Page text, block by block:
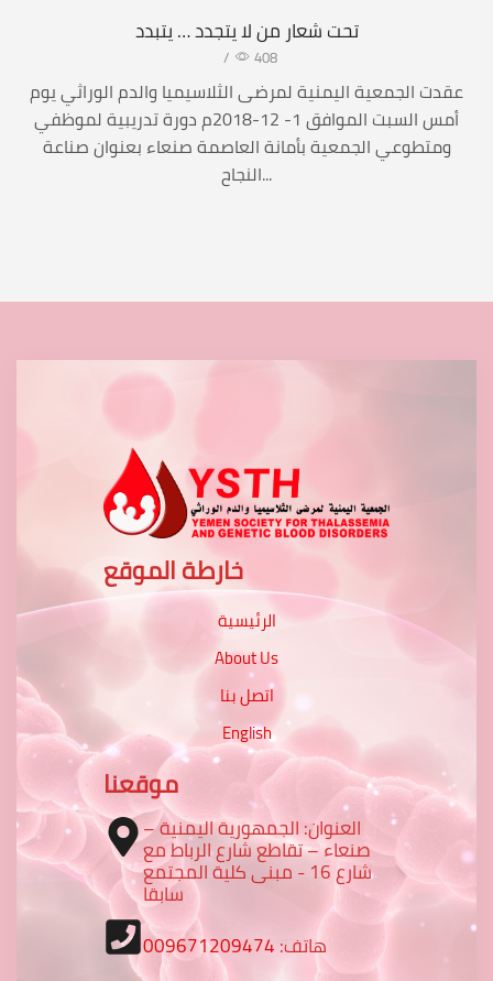
تحت شعار من لا يتجدد … يتبدد
/ 408
عقدت الجمعية اليمنية لمرضى الثلاسيميا والدم الوراثي يوم
أمس السبت الموافق 1- 12-2018م دورة تدريبية لموظفي
ومتطوعي الجمعية بأمانة العاصمة صنعاء بعنوان صناعة
النجاح...
خارطة الموقع
الرئيسية
About Us
اتصل بنا
English
موقعنا
العنوان: الجمهورية اليمنية –
صنعاء – تقاطع شارع الرباط مع
شارع 16 - مبنى كلية المجتمع
سابقا
هاتف:009671209474